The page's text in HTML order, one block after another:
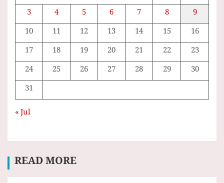
3
4 5 6 7 8
9
10
11 12 13 14 15
16
17
18 19 20 21 22
23
24
25 26 27 28 29
30
31
« Jul
READ MORE